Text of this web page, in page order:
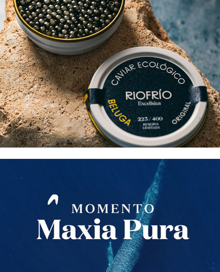
CAVIAR RIOFRÍO
Nordés Maxia Pura